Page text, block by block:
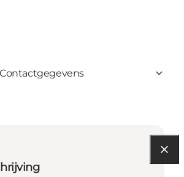
Contactgegevens